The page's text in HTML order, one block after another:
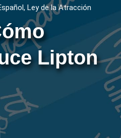
, Ley de la Atracción
Lipton